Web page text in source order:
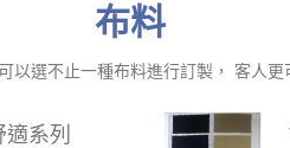
布料
以選不止一種布料進行訂製， 客人
系列